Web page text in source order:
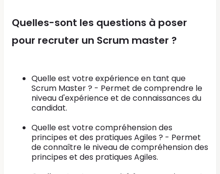
Quelles-sont les questions à poser
pour recruter un Scrum master ?
Quelle est votre expérience en tant que
Scrum Master ? - Permet de comprendre le
niveau d'expérience et de connaissances du
candidat.
Quelle est votre compréhension des
principes et des pratiques Agiles ? - Permet
de connaître le niveau de compréhension des
principes et des pratiques Agiles.